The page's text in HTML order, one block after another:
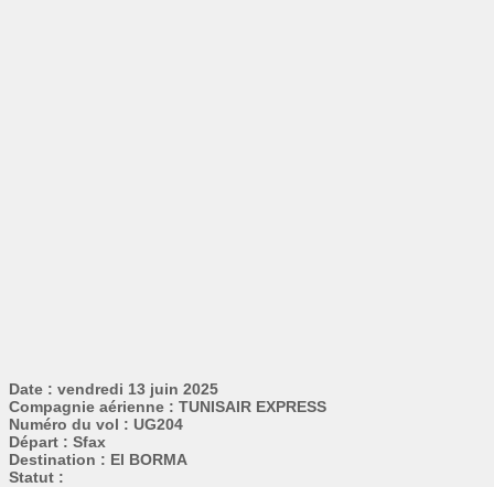
Date : vendredi 13 juin 2025
Compagnie aérienne : TUNISAIR EXPRESS
Numéro du vol : UG204
Départ : Sfax
Destination : El BORMA
Statut :